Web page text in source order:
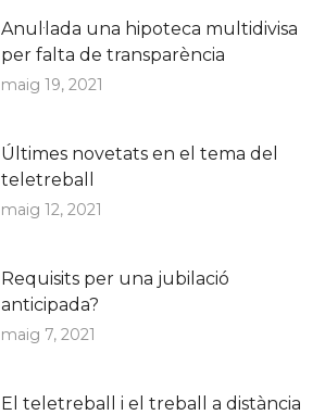
Anul·lada una hipoteca multidivisa
per falta de transparència
maig 19, 2021
Últimes novetats en el tema del
teletreball
maig 12, 2021
Requisits per una jubilació
anticipada?
maig 7, 2021
El teletreball i el treball a distància